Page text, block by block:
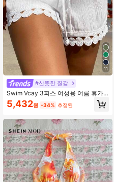
11
#산뜻한 질감
Swim Vcay 3피스 여성용 여름 휴가
의상: 레이스 트림 허리 끈 커버업, 수
영복 탑, 반바지
5,432원 -34% 추정된